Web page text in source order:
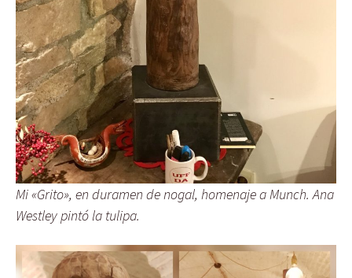
Mi «Grito», en duramen de nogal, homenaje a Munch. Ana
Westley pintó la tulipa.